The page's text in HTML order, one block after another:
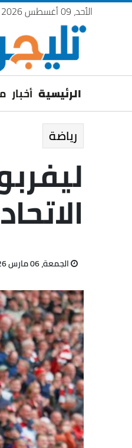
الأحد، 09 أغسطس 2026
الرئيسية أخبار
رياضة
الجمعة، 06 مارس 2026 11:26 ص